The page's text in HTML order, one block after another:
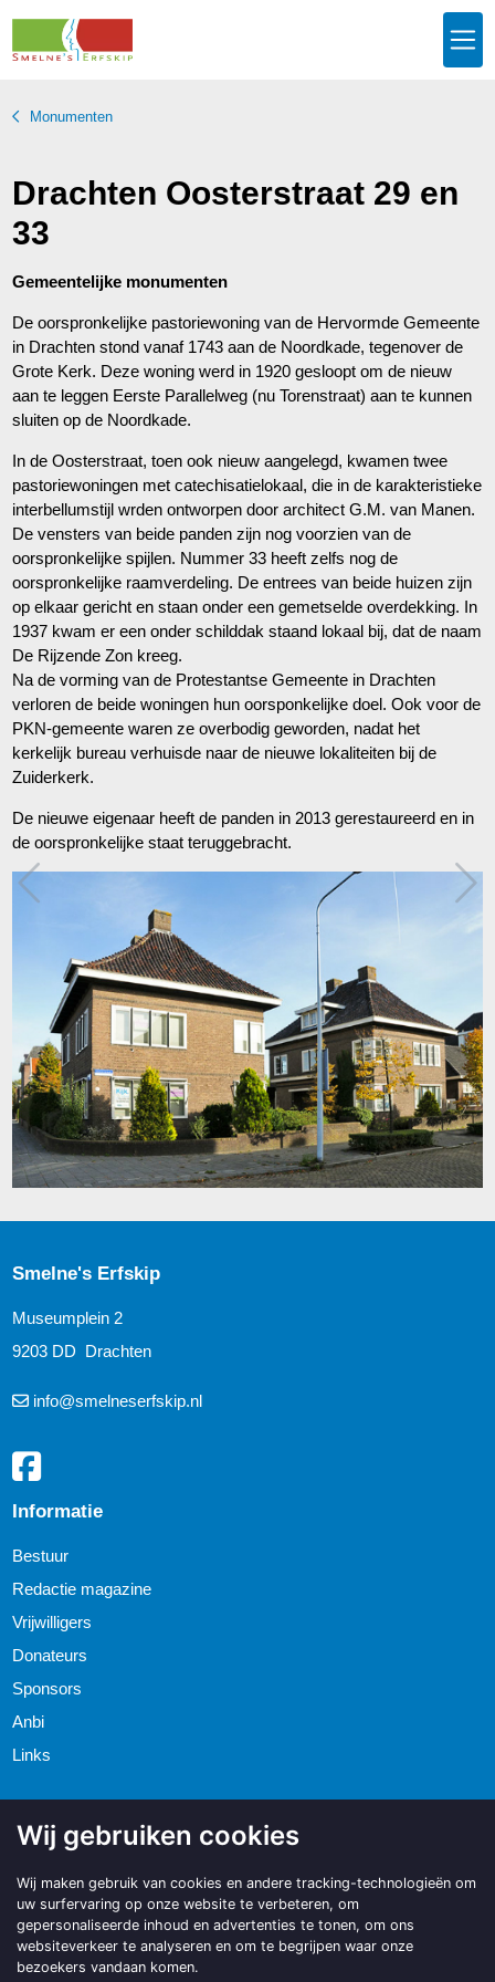
Wij gebruiken cookies
Wij maken gebruik van cookies en andere tracking-technologieën om
uw surfervaring op onze website te verbeteren, om
gepersonaliseerde inhoud en advertenties te tonen, om ons
websiteverkeer te analyseren en om te begrijpen waar onze
bezoekers vandaan komen.
Monumenten
Drachten Oosterstraat 29 en
33
Gemeentelijke monumenten
De oorspronkelijke pastoriewoning van de Hervormde Gemeente
in Drachten stond vanaf 1743 aan de Noordkade, tegenover de
Grote Kerk. Deze woning werd in 1920 gesloopt om de nieuw
aan te leggen Eerste Parallelweg (nu Torenstraat) aan te kunnen
sluiten op de Noordkade.
In de Oosterstraat, toen ook nieuw aangelegd, kwamen twee
pastoriewoningen met catechisatielokaal, die in de karakteristieke
interbellumstijl wrden ontworpen door architect G.M. van Manen.
De vensters van beide panden zijn nog voorzien van de
oorspronkelijke spijlen. Nummer 33 heeft zelfs nog de
oorspronkelijke raamverdeling. De entrees van beide huizen zijn
op elkaar gericht en staan onder een gemetselde overdekking. In
1937 kwam er een onder schilddak staand lokaal bij, dat de naam
De Rijzende Zon kreeg.
Na de vorming van de Protestantse Gemeente in Drachten
verloren de beide woningen hun oorsponkelijke doel. Ook voor de
PKN-gemeente waren ze overbodig geworden, nadat het
kerkelijk bureau verhuisde naar de nieuwe lokaliteiten bij de
Zuiderkerk.
De nieuwe eigenaar heeft de panden in 2013 gerestaureerd en in
de oorspronkelijke staat teruggebracht.
Smelne's Erfskip
Museumplein 2
9203 DD Drachten
info@smelneserfskip.nl
Informatie
Bestuur
Redactie magazine
Vrijwilligers
Donateurs
Sponsors
Anbi
Links